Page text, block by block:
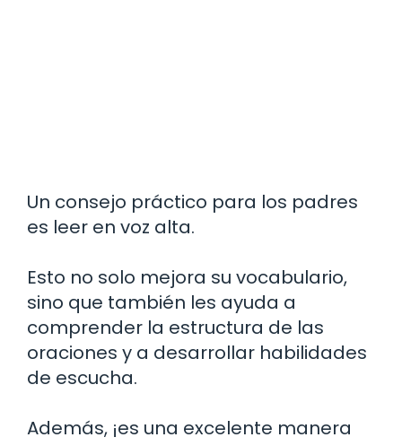
Un consejo práctico para los padres
es leer en voz alta.
Esto no solo mejora su vocabulario,
sino que también les ayuda a
comprender la estructura de las
oraciones y a desarrollar habilidades
de escucha.
Además, ¡es una excelente manera